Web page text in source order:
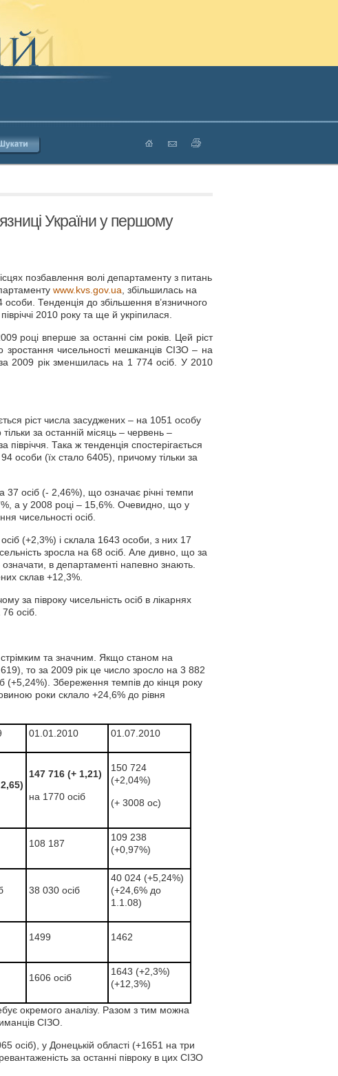
України у першому
позбавлення волі департаменту з питань
www.kvs.gov.ua , збільшилась на
Тенденція до збільшення в’язничного
2010 року та ще й укріпилася.
році вперше за останні сім років. Цей ріст
зростання чисельності мешканців СІЗО – на
2009 рік зменшилась на 1 774 осіб. У 2010
ріст числа засуджених – на 1051 особу
за останній місяць – червень –
півріччя. Така ж тенденція спостерігається
особи (їх стало 6405), причому тільки за
37 осіб (- 2,46%), що означає річні темпи
а у 2008 році – 15,6%. Очевидно, що у
чисельності осіб.
осіб (+2,3%) і склала 1643 особи, з них 17
зросла на 68 осіб. Але дивно, що за
в департаменті напевно знають.
склав +12,3%.
за півроку чисельність осіб в лікарнях
осіб.
та значним. Якщо станом на
то за 2009 рік це число зросло на 3 882
(+5,24%). Збереження темпів до кінця року
роки склало +24,6% до рівня
01.01.2010 01.07.2010
147 716 (+ 1,21)
на 1770 осіб
150 724
(+2,04%)
(+ 3008 ос)
108 187
109 238
(+0,97%)
38 030 осіб
40 024 (+5,24%)
(+24,6% до
1.1.08)
1499 1462
1606 осіб
1643 (+2,3%)
(+12,3%)
окремого аналізу. Разом з тим можна
СІЗО.
осіб), у Донецькій області (+1651 на три
за останні півроку в цих СІЗО